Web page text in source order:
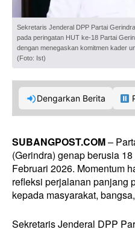
Sekretaris Jenderal DPP Partai
pada peringatan HUT ke-18 Partai
dengan menegaskan komitmen kader
(Foto: Ist)
Dengarkan Berita
SUBANGPOST.COM–
(Gerindra) genap berusia
Februari 2026. Momentum
refleksi perjalanan panjang
kepada masyarakat,
Sekretaris Jenderal DPP